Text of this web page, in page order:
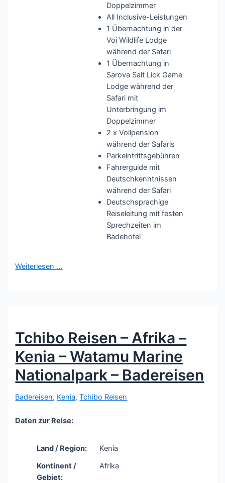
Doppelzimmer
All Inclusive-Leistungen
1 Übernachtung in der
Voi Wildlife Lodge
während der Safari
1 Übernachtung in
Sarova Salt Lick Game
Lodge während der
Safari mit
Unterbringung im
Doppelzimmer
2 x Vollpension
während der Safaris
Parkeintrittsgebühren
Fahrerguide mit
Deutschkenntnissen
während der Safari
Deutschsprachige
Reiseleitung mit festen
Sprechzeiten im
Badehotel
Weiterlesen …
Tchibo Reisen – Afrika –
Kenia – Watamu Marine
Nationalpark – Badereisen
Badereisen, Kenia,Tchibo Reisen
Daten zur Reise:
Land / Region:
Kenia
Kontinent /
Gebiet:
Afrika